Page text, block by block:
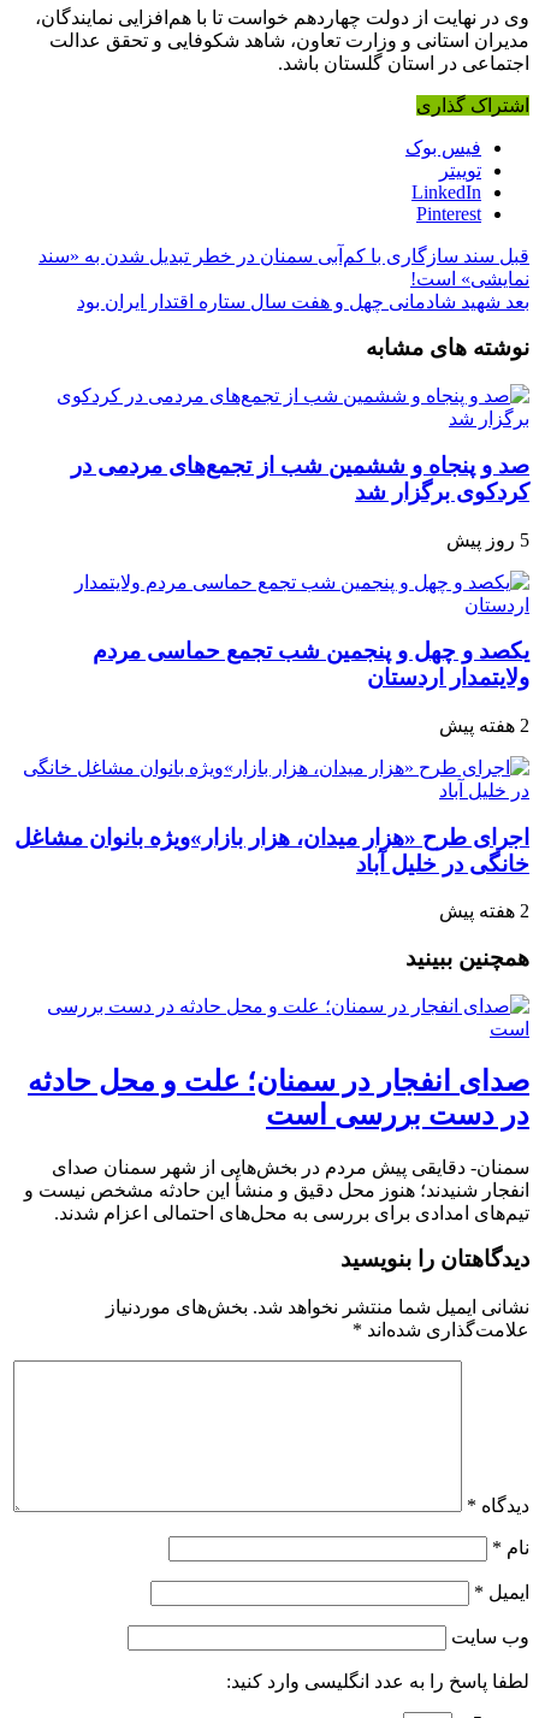
وی در نهایت از دولت چهاردهم خواست تا با هم‌افزایی نمایندگان،
مدیران استانی و وزارت تعاون، شاهد شکوفایی و تحقق عدالت
اجتماعی در استان گلستان باشد.
اشتراک گذاری
فیس بوک
توییتر
LinkedIn
Pinterest
قبل سند سازگاری با کم‌آبی سمنان در خطر تبدیل شدن به «سند
نمایشی» است!
بعد شهید شادمانی چهل و هفت سال ستاره اقتدار ایران بود
نوشته های مشابه
صد و پنجاه‌ و ششمین شب از تجمع‌های مردمی در
کردکوی برگزار شد
5 روز پیش
یکصد و چهل و پنجمین شب تجمع‌ حماسی مردم‌
ولایتمدار اردستان
2 هفته پیش
اجرای طرح «هزار میدان، هزار بازار»ویژه بانوان مشاغل
خانگی در خلیل آباد
2 هفته پیش
همچنین ببینید
صدای انفجار در سمنان؛ علت و محل حادثه
در دست بررسی است
سمنان- دقایقی پیش مردم در بخش‌هایی از شهر سمنان صدای
انفجار شنیدند؛ هنوز محل دقیق و منشأ این حادثه مشخص نیست و
تیم‌های امدادی برای بررسی به محل‌های احتمالی اعزام شدند.
دیدگاهتان را بنویسید
نشانی ایمیل شما منتشر نخواهد شد. بخش‌های موردنیاز
علامت‌گذاری شده‌اند *
دیدگاه *
نام *
ایمیل *
وب‌ سایت
لطفا پاسخ را به عدد انگلیسی وارد کنید: